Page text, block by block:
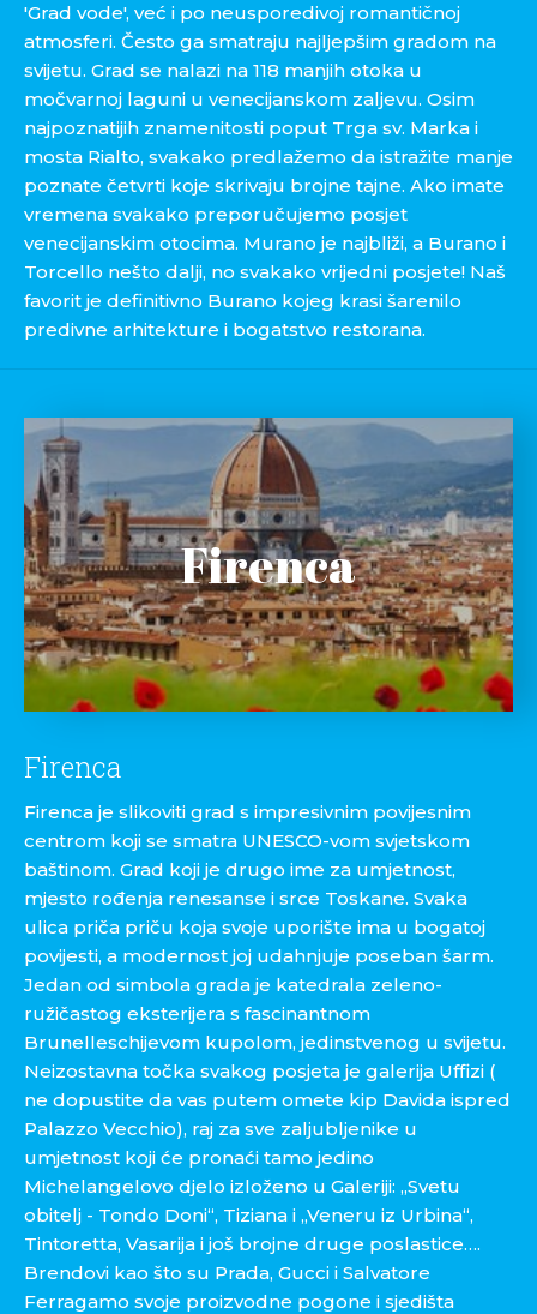
'Grad vode', već i po neusporedivoj romantičnoj
atmosferi. Često ga smatraju najljepšim gradom na
svijetu. Grad se nalazi na 118 manjih otoka u
močvarnoj laguni u venecijanskom zaljevu. Osim
najpoznatijih znamenitosti poput Trga sv. Marka i
mosta Rialto, svakako predlažemo da istražite manje
poznate četvrti koje skrivaju brojne tajne. Ako imate
vremena svakako preporučujemo posjet
venecijanskim otocima. Murano je najbliži, a Burano i
Torcello nešto dalji, no svakako vrijedni posjete! Naš
favorit je definitivno Burano kojeg krasi šarenilo
predivne arhitekture i bogatstvo restorana.
Firenca
Firenca
Firenca je slikoviti grad s impresivnim povijesnim
centrom koji se smatra UNESCO-vom svjetskom
baštinom. Grad koji je drugo ime za umjetnost,
mjesto rođenja renesanse i srce Toskane. Svaka
ulica priča priču koja svoje uporište ima u bogatoj
povijesti, a modernost joj udahnjuje poseban šarm.
Jedan od simbola grada je katedrala zeleno-
ružičastog eksterijera s fascinantnom
Brunelleschijevom kupolom, jedinstvenog u svijetu.
Neizostavna točka svakog posjeta je galerija Uffizi (
ne dopustite da vas putem omete kip Davida ispred
Palazzo Vecchio), raj za sve zaljubljenike u
umjetnost koji će pronaći tamo jedino
Michelangelovo djelo izloženo u Galeriji: „Svetu
obitelj - Tondo Doni“, Tiziana i „Veneru iz Urbina“,
Tintoretta, Vasarija i još brojne druge poslastice….
Brendovi kao što su Prada, Gucci i Salvatore
Ferragamo svoje proizvodne pogone i sjedišta